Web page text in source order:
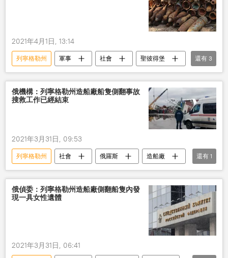
2021年4月1日, 13:14
列寧格勒州 軍事 社會
聖彼得堡
排雷
俄羅斯 俄西部軍區
還有 3
俄機構：列寧格勒州造船廠船隻側翻事故
搜救工作已經結束
2021年3月31日, 09:53
列寧格勒州 社會 俄羅斯
造船廠
事故
還有 1
俄偵委：列寧格勒州造船廠側翻船隻內發
現一具女性遺體
2021年3月31日, 06:41